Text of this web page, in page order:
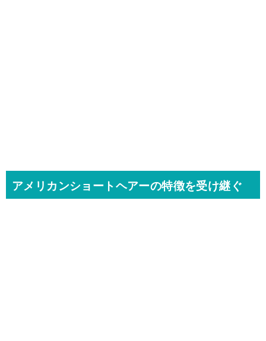
アメリカンショートヘアーの特徴を受け継ぐ